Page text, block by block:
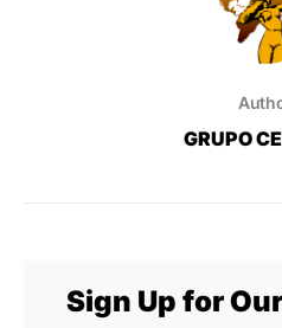
GRUPO
Sign Up for